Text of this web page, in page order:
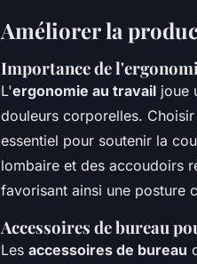
Améliorer la
Importance de
L'ergonomie au travail joue
douleurs corporelles. Choisir
essentiel pour soutenir la
lombaire et des accoudoirs
favorisant ainsi une posture
Accessoires de bureau
Les accessoires de bureau